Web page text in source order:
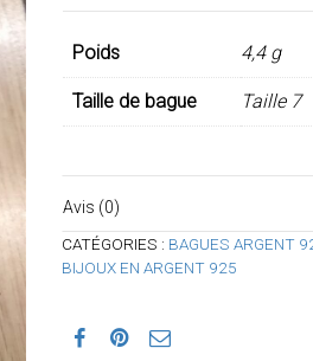
Poids 4,4 g
Taille de bague Taille 7
Avis (0)
CATÉGORIES : BAGUES ARGENT
BIJOUX EN ARGENT 925